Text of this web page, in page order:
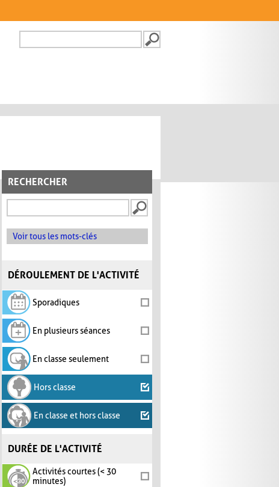
FORMULAIRE DE
RECHERCHER
Voir tous les mots-clés
DÉROULEMENT DE L'ACTIVITÉ
Sporadiques
En plusieurs séances
En classe seulement
Hors classe
En classe et hors classe
DURÉE DE L'ACTIVITÉ
Activités courtes (< 30
minutes)